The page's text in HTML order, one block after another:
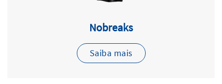
Nobreaks
Saiba mais